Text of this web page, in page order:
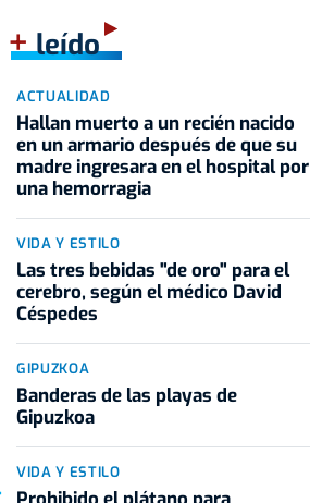
+leído
ACTUALIDAD
Hallan muerto a un recién nacido
en un armario después de que su
madre ingresara en el hospital por
una hemorragia
VIDA Y ESTILO
Las tres bebidas "de oro" para el
cerebro, según el médico David
Céspedes
GIPUZKOA
Banderas de las playas de
Gipuzkoa
VIDA Y ESTILO